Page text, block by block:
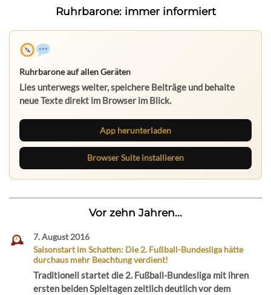
Ruhrbarone: immer informiert
Ruhrbarone auf allen Geräten
Lies unterwegs weiter, speichere Beiträge und behalte
neue Texte direkt im Browser im Blick.
App herunterladen
Browser Suite installieren
Vor zehn Jahren...
7. August 2016
Saisonstart im Schatten: Die 2. Fußball-Bundesliga hätte
durchaus mehr Beachtung verdient!
Traditionell startet die 2. Fußball-Bundesliga mit ihren
ersten beiden Spieltagen zeitlich deutlich vor dem